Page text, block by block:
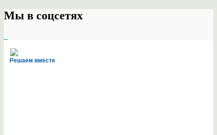
Мы в соцсетях
Решаем вместе